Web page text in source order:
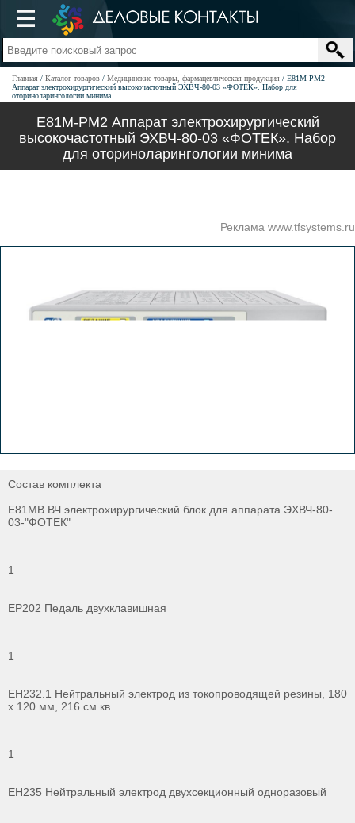
Главная Каталог товаров Медицинские товары, фармацевтическая продукция
Е81М-РМ2
Аппарат электрохирургический высокочастотный ЭХВЧ-80-03 «ФОТЕК». Набор для
оториноларингологии минима
Е81М-РМ2 Аппарат электрохирургический
высокочастотный ЭХВЧ-80-03 «ФОТЕК». Набор
для оториноларингологии минима
Реклама www.tfsystems.ru
Состав комплекта
Е81МВ ВЧ электрохирургический блок для аппарата ЭХВЧ-80-
03-"ФОТЕК"
1
ЕР202 Педаль двухклавишная
1
ЕН232.1 Нейтральный электрод из токопроводящей резины, 180
х 120 мм, 216 см кв.
1
ЕН235 Нейтральный электрод двухсекционный одноразовый